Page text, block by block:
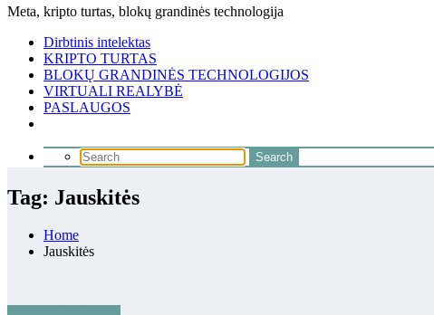
Meta, kripto turtas, blokų grandinės technologija
Dirbtinis intelektas
KRIPTO TURTAS
BLOKŲ GRANDINĖS TECHNOLOGIJOS
VIRTUALI REALYBĖ
PASLAUGOS
Tag: Jauskitės
Home
Jauskitės